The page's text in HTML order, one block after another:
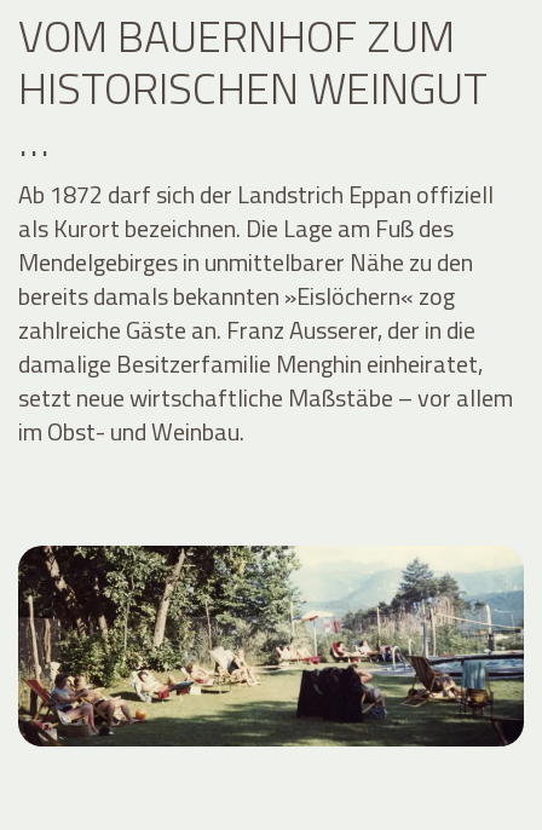
VOM BAUERNHOF ZUM
HISTORISCHEN WEINGUT
…
Ab 1872 darf sich der Landstrich Eppan offiziell
als Kurort bezeichnen. Die Lage am Fuß des
Mendelgebirges in unmittelbarer Nähe zu den
bereits damals bekannten »Eislöchern« zog
zahlreiche Gäste an. Franz Ausserer, der in die
damalige Besitzerfamilie Menghin einheiratet,
setzt neue wirtschaftliche Maßstäbe – vor allem
im Obst- und Weinbau.